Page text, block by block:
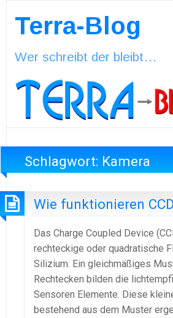
Terra-Blog
Wer schreibt der bleibt…
Schlagwort: Kamera
Wie funktionieren
Das Charge Coupled Device
rechteckige oder quadratische
Silizium. Ein gleichmäßiges
Rechtecken bilden die
Sensoren Elemente. Diese
bestehend aus dem Muster